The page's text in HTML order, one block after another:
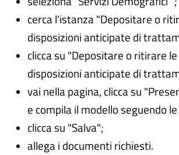
cerca l'istanza "Depositare o
disposizioni anticipate di
clicca su "Depositare o ritirare le
disposizioni anticipate di
vai nella pagina, clicca su
e compila il modello seguendo
clicca su "Salva";
allega i documenti richiesti.